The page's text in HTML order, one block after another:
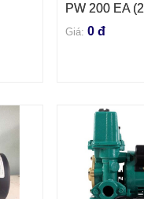
PW 200 EA
Giá: 0 đ